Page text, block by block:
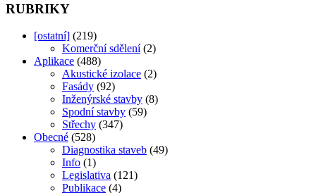
RUBRIKY
[ostatní] (219)
Komerční sdělení (2)
Aplikace (488)
Akustické izolace (2)
Fasády (92)
Inženýrské stavby (8)
Spodní stavby (59)
Střechy (347)
Obecné (528)
Diagnostika staveb (49)
Info (1)
Legislativa (121)
Publikace (4)